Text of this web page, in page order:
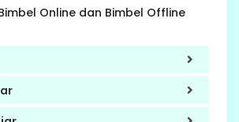
Online dan Bimbel Offline